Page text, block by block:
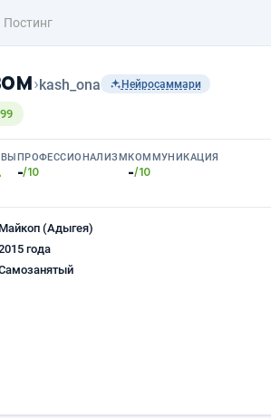
Постинг
›kash_ona Нейросаммари
ПРОФЕССИОНАЛИЗМ
-/10
КОММУНИКАЦИЯ
-/10
Майкоп (Адыгея)
года